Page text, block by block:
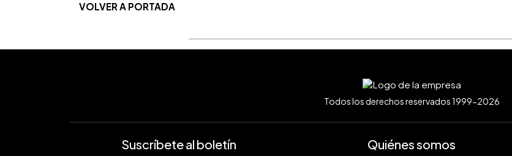
VOLVER A PORTADA
Todos los derechos reservados 1999-2026
Suscríbete al boletín Quiénes somos